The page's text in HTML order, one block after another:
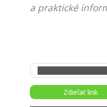
a praktické
Zdieľať link